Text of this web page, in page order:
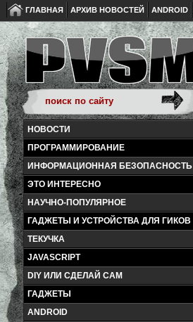
ГЛАВНАЯ АРХИВ НОВОСТЕЙ ANDROID
НОВОСТИ
ПРОГРАММИРОВАНИЕ
ИНФОРМАЦИОННАЯ БЕЗОПАСНОСТЬ
ЭТО ИНТЕРЕСНО
НАУЧНО-ПОПУЛЯРНОЕ
ГАДЖЕТЫ И УСТРОЙСТВА ДЛЯ ГИКОВ
ТЕКУЧКА
JAVASCRIPT
DIY ИЛИ СДЕЛАЙ САМ
ГАДЖЕТЫ
ANDROID